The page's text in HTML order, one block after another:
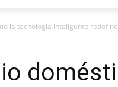
la tecnología inteligente